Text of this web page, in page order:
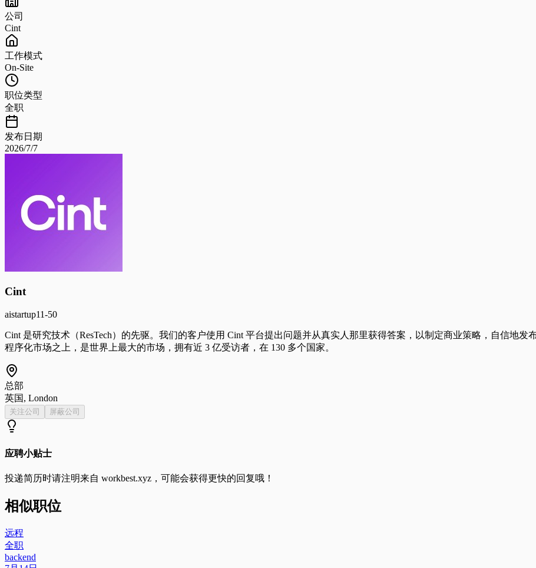
公司
Cint
工作模式
On-Site
职位类型
全职
发布日期
2026/7/7
Cint
aistartup11-50
Cint 是研究技术（ResTech）的先驱。我们的客户使用 Cint 平台提出问题并从真实人那里获得答案，以制定商业策略，自信地
程序化市场之上，是世界上最大的市场，拥有近 3 亿受访者，在 130 多个国家。
总部
英国, London
关注公司 屏蔽公司
应聘小贴士
投递简历时请注明来自 workbest.xyz ，可能会获得更快的回复哦！
相似职位
远程
全职
backend